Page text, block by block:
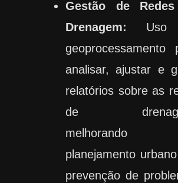
Gestão de
Drenagem: Uso
geoprocessamento
analisar, ajustar e
relatórios sobre as
de
planejamento
prevenção de